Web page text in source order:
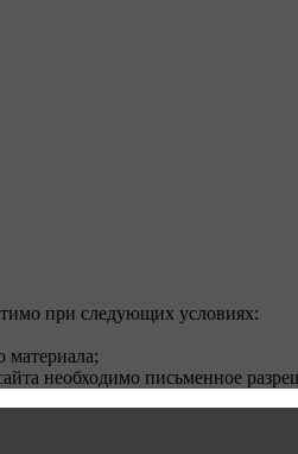
при следующих условиях:
материала;
необходимо письменное